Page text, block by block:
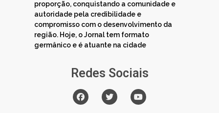
proporção, conquistando a comunidade e
autoridade pela credibilidade e
compromisso com o desenvolvimento da
região. Hoje, o Jornal tem formato
germânico e é atuante na cidade
Redes Sociais